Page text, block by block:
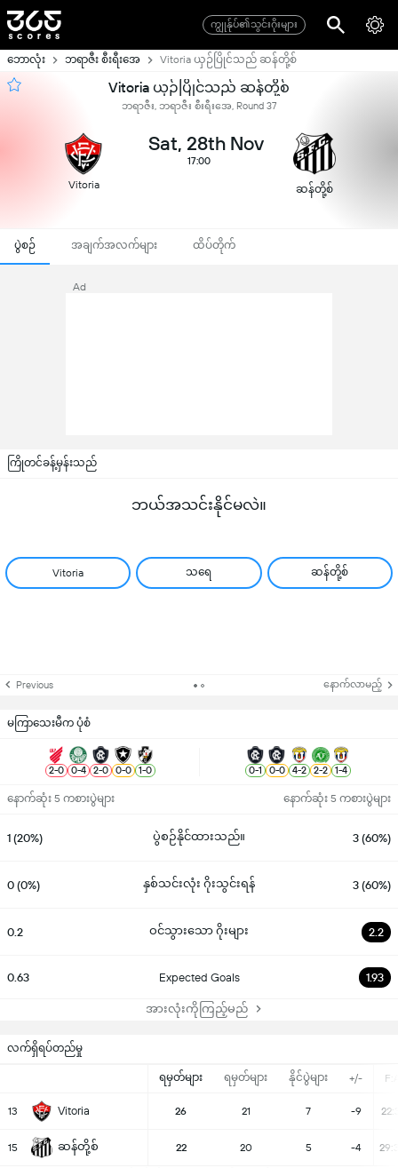
ကျွုန်ုပ်၏သွင်းဂိုးများ
ဘောလုံး ဘရာဇီး စီးရီးအေ Vitoria ယှဉ်ပြိုင်သည် ဆန်တို့စ်
Vitoria ယှဉ်ပြိုင်သည် ဆန်တို့စ်
ဘရာဇီး, ဘရာဇီး စီးရီးအေ, Round 37
Vitoria
Sat, 28th Nov
17:00
ဆန်တို့စ်
ပွဲစဉ် အချက်အလက်များ ထိပ်တိုက်
Ad
ကြိုတင်ခန့်မှန်းသည်
ဘယ်အသင်းနိုင်မလဲ။
Vitoria သရေ ဆန်တို့စ်
Previous နောက်လာမည့်
မကြာသေးမီက ပုံစံ
2-0 0-4 2-0 0-0 1-0 0-1 0-0 4-2 2-2 1-4
နောက်ဆုံး 5 ကစားပွဲများ နောက်ဆုံး 5 ကစားပွဲများ
1 (20%) ပွဲစဉ်နိုင်ထားသည်။ 3 (60%)
0 (0%) နှစ်သင်းလုံး ဂိုးသွင်းရန် 3 (60%)
0.2 ဝင်သွားသော ဂိုးများ 2.2
0.63 Expected Goals 1.93
အားလုံးကိုကြည့်မည်
လက်ရှိရပ်တည်မှု
ရမှတ်များ ရမှတ်များ နိုင်ပွဲများ +/-
13 Vitoria 26 21 7 -9
15 ဆန်တို့စ် 22 20 5 -4